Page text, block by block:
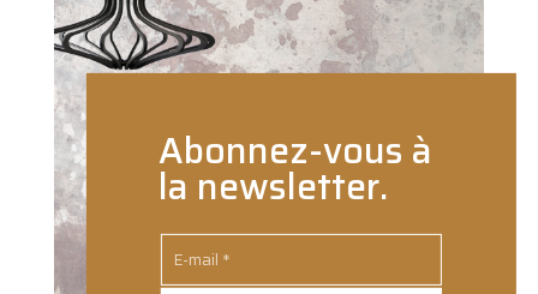
Abonnez-vous à
la newsletter.